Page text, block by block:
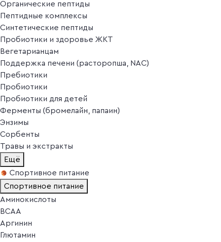
Органические пептиды
Пептидные комплексы
Синтетические пептиды
Пробиотики и здоровье ЖКТ
Вегетарианцам
Поддержка печени (расторопша, NAC)
Пребиотики
Пробиотики
Пробиотики для детей
Ферменты (бромелайн, папаин)
Энзимы
Сорбенты
Травы и экстракты
Ещё
Спортивное питание
Спортивное питание
Аминокислоты
BCAA
Аргинин
Глютамин